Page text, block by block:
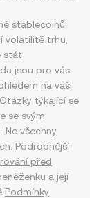
stablecoinů
volatilitě trhu,
stát
jsou pro vás
na vaši
týkající se
se svým
všechny
Podrobnější
před
a její
Podmínky